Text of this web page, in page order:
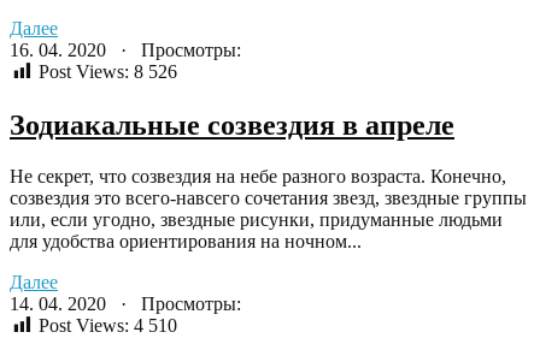
Далее
16. 04. 2020 · Просмотры:
Post Views: 8 526
Зодиакальные созвездия в апреле
Не секрет, что созвездия на небе разного возраста. Конечно,
созвездия это всего-навсего сочетания звезд, звездные группы
или, если угодно, звездные рисунки, придуманные людьми
для удобства ориентирования на ночном...
Далее
14. 04. 2020 · Просмотры:
Post Views: 4 510